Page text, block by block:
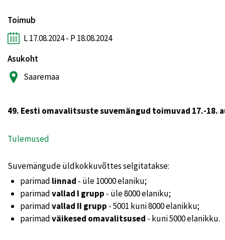
Toimub
L 17.08.2024 - P 18.08.2024
Asukoht
Saaremaa
49. Eesti omavalitsuste suvemängud toimuvad 17.-18.
Tulemused
Suvemängude üldkokkuvõttes selgitatakse:
parimad linnad - üle 10000 elaniku;
parimadvallad I grupp - üle 8000 elaniku;
parimadvallad II grupp - 5001 kuni 8000 elanikku;
parimadväikesed omavalitsused - kuni 5000 elanikku.